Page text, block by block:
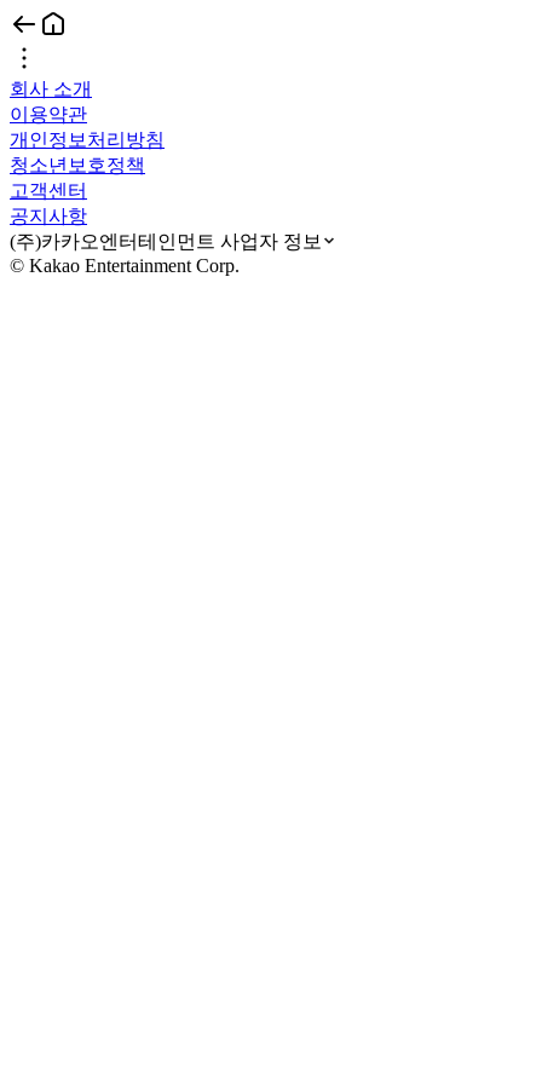
회사 소개
이용약관
개인정보처리방침
청소년보호정책
고객센터
공지사항
(주)카카오엔터테인먼트 사업자 정보
© Kakao Entertainment Corp.